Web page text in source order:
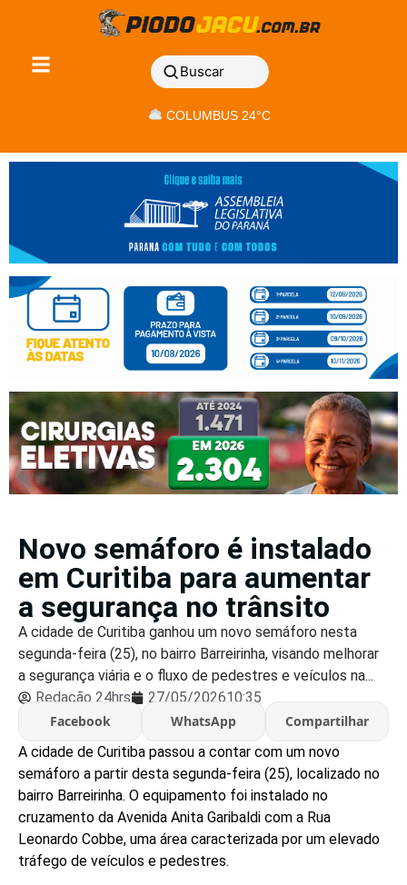
Buscar
COLUMBUS 24°C
Novo semáforo é instalado
em Curitiba para aumentar
a segurança no trânsito
A cidade de Curitiba ganhou um novo semáforo nesta
segunda-feira (25), no bairro Barreirinha, visando melhorar
a segurança viária e o fluxo de pedestres e veículos na...
Redação 24hrs
27/05/202610:35
Facebook
WhatsApp
Compartilhar
A cidade de Curitiba passou a contar com um novo
semáforo a partir desta segunda-feira (25), localizado no
bairro Barreirinha. O equipamento foi instalado no
cruzamento da Avenida Anita Garibaldi com a Rua
Leonardo Cobbe, uma área caracterizada por um elevado
tráfego de veículos e pedestres.